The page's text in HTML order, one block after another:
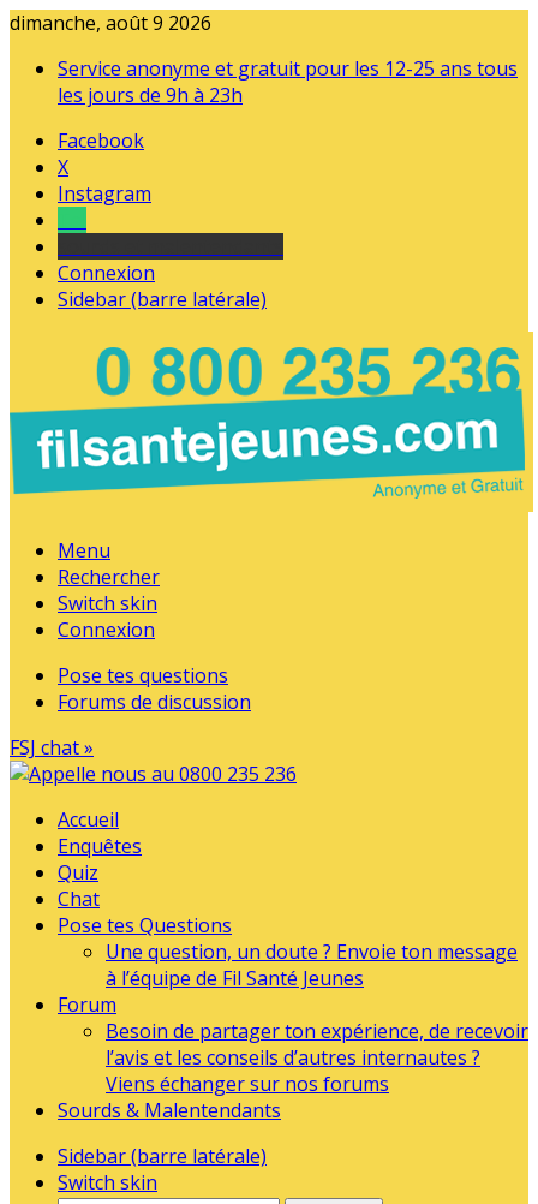
dimanche, août 9 2026
Service anonyme et gratuit pour les 12-25 ans tous
les jours de 9h à 23h
Facebook
X
Instagram
Connexion
Sidebar (barre latérale)
Menu
Rechercher
Switch skin
Connexion
Pose tes questions
Forums de discussion
FSJ chat »
Accueil
Enquêtes
Quiz
Chat
Pose tes Questions
Une question, un doute ? Envoie ton message
à l’équipe de Fil Santé Jeunes
Forum
Besoin de partager ton expérience, de recevoir
l’avis et les conseils d’autres internautes ?
Viens échanger sur nos forums
Sourds & Malentendants
Sidebar (barre latérale)
Switch skin